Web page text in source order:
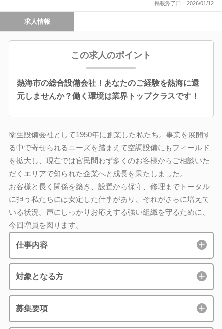
掲載終了日：2026/01/12
求人情報
この求人のポイント
熱海市の総合設備会社！あなたのご経験を熱海に還
元しませんか？働く環境は業界トップクラスです！
衛生設備会社として1950年に創業した私たち。事業を展開す
る中で寄せられるニーズを踏まえて空調設備にもフィールド
を拡大し、現在では官民問わず多くのお客様からご相談いた
だくエリアで知られた企業へと成長を果たしました。
お客様と長く関係を築き、設置から保守、修理までトータル
に担う私たちには安定した仕事があり、それがさらに増えて
いる状況。声にしっかりお応えする強い組織を守るために、
今回増員を図ります。
仕事内容
対象となる方
募集要項